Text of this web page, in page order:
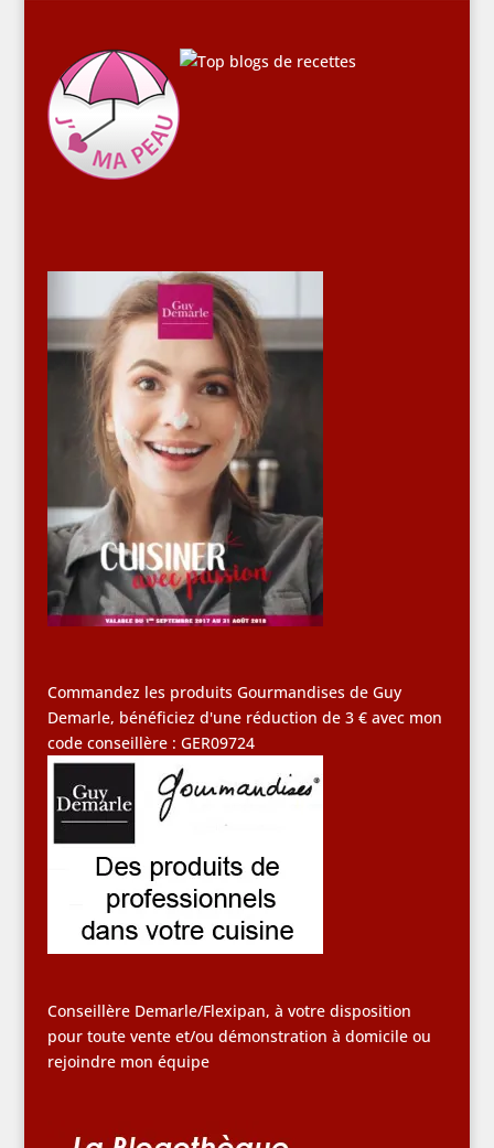
Commandez les produits Gourmandises de Guy
Demarle, bénéficiez d'une réduction de 3 € avec mon
code conseillère : GER09724
Conseillère Demarle/Flexipan, à votre disposition
pour toute vente et/ou démonstration à domicile ou
rejoindre mon équipe